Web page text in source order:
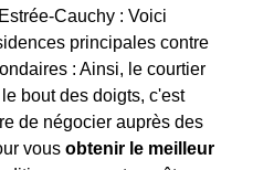
Cauchy : Voici
principales contre
: Ainsi, le courtier
bout des doigts, c'est
de négocier auprès des
vous obtenir le meilleur